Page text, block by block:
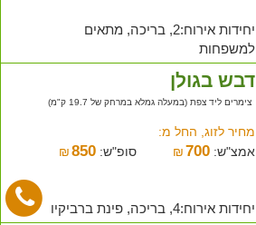
יחידות אירוח:2, בריכה, מתאים
למשפחות
דבש בגולן
צימרים ליד צפת (במעלה גמלא במרחק של 19.7 ק"מ)
מחיר לזוג, החל מ:
אמצ"ש:
₪700 סופ"ש: ₪ 850
יחידות אירוח:4, בריכה, פינת ברביקיו